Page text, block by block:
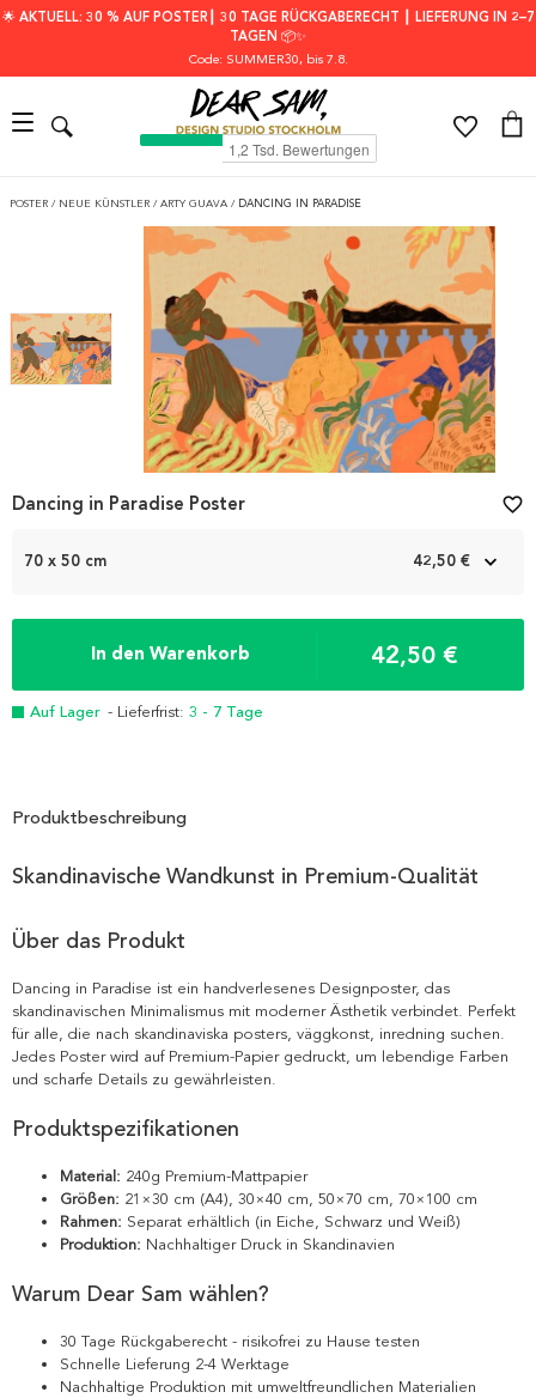
🌟 AKTUELL: 30 % AUF POSTER┃ 30 TAGE RÜCKGABERECHT ┃ LIEFERUNG IN 2–7
TAGEN 📦✨
Code: SUMMER30, bis 7.8.
POSTER / NEUE KÜNSTLER / ARTY GUAVA / DANCING IN PARADISE
70 x 50 cm 42,50 €
In den Warenkorb 42,50 €
Auf Lager - Lieferfrist: 3 - 7 Tage
Dancing in Paradise Poster favorite_border
Produktbeschreibung
Skandinavische Wandkunst in Premium-Qualität
Über das Produkt
Dancing in Paradise ist ein handverlesenes Designposter, das
skandinavischen Minimalismus mit moderner Ästhetik verbindet. Perfekt
für alle, die nach skandinaviska posters, väggkonst, inredning suchen.
Jedes Poster wird auf Premium-Papier gedruckt, um lebendige Farben
und scharfe Details zu gewährleisten.
Produktspezifikationen
Material: 240g Premium-Mattpapier
Größen: 21×30 cm (A4), 30×40 cm, 50×70 cm, 70×100 cm
Rahmen: Separat erhältlich (in Eiche, Schwarz und Weiß)
Produktion: Nachhaltiger Druck in Skandinavien
Warum Dear Sam wählen?
30 Tage Rückgaberecht - risikofrei zu Hause testen
Schnelle Lieferung 2-4 Werktage
Nachhaltige Produktion mit umweltfreundlichen Materialien